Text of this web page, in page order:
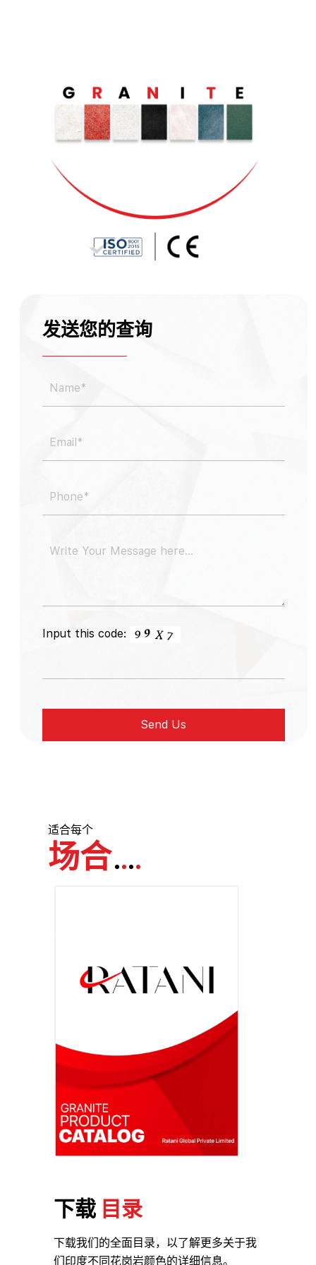
发送您的查询
Input this code:
适合每个
场合
下载 目录
下载我们的全面目录，以了解更多关于我
们印度不同花岗岩颜色的详细信息。